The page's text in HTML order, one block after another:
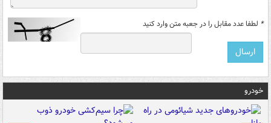
* لطفا عدد مقابل را در جعبه متن وارد کنید
خودرو